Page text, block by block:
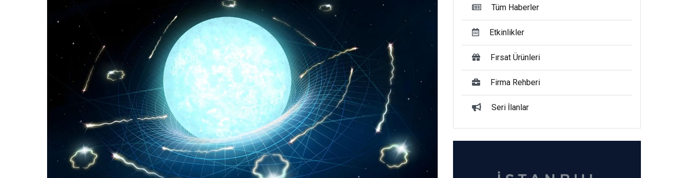
Tüm Haberler
Etkinlikler
Fırsat Ürünleri
Firma Rehberi
Seri İlanlar